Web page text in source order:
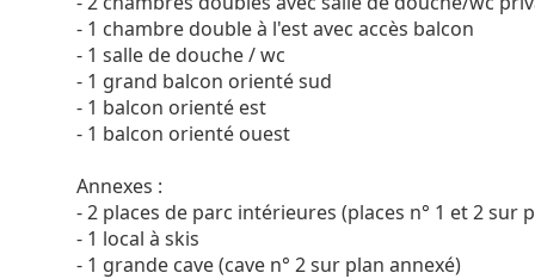
- 1 chambre double à l'est avec accès balcon
- 1 salle de douche / wc
- 1 grand balcon orienté sud
- 1 balcon orienté est
- 1 balcon orienté ouest
Annexes :
- 2 places de parc intérieures (places n° 1 et 2 sur
- 1 local à skis
- 1 grande cave (cave n° 2 sur plan annexé)